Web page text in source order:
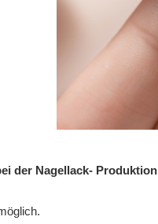
der Nagellack- Produktion